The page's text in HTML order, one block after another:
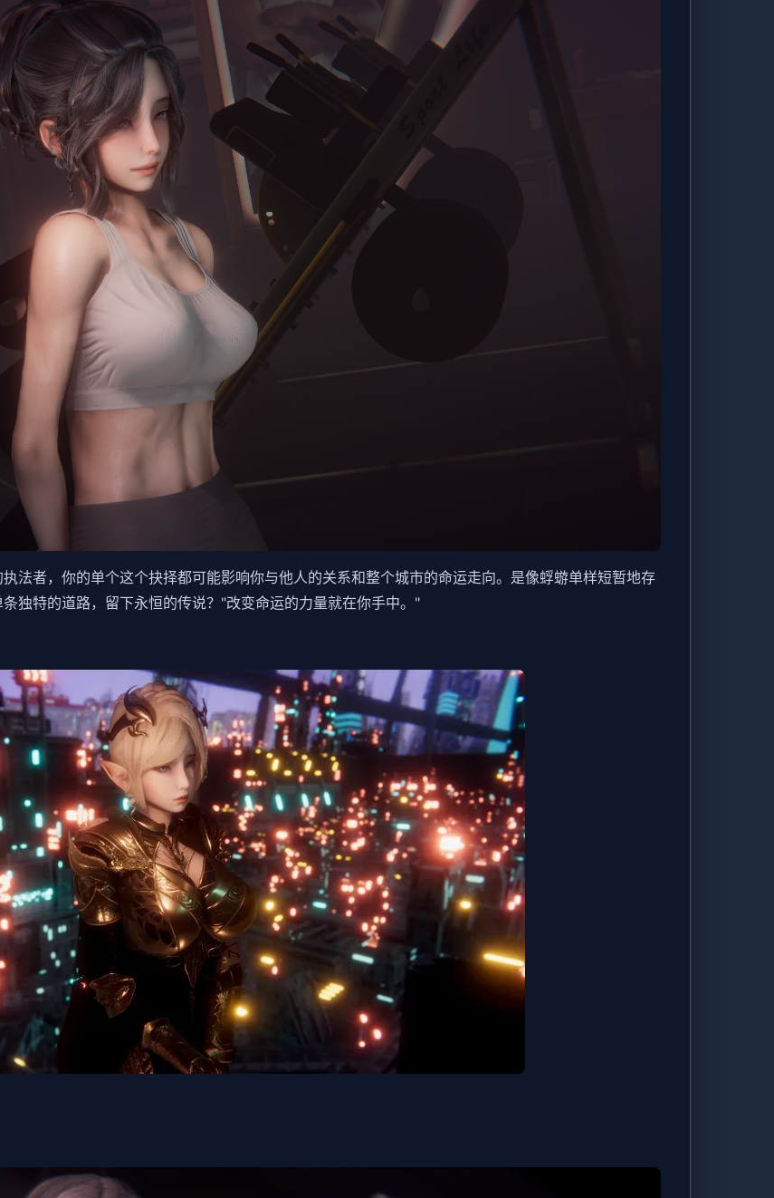
法者，你的单个这个抉择都可能影响你与他人的关系和整个城市的命运走向。是像蜉蝣单样短暂地存
独特的道路，留下永恒的传说？"改变命运的力量就在你手中。"